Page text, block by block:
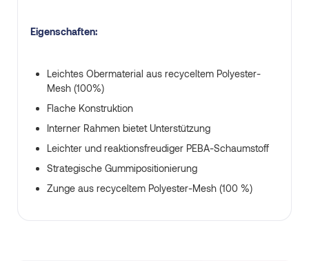
Eigenschaften:
Leichtes Obermaterial aus recyceltem Polyester-
Mesh (100%)
Flache Konstruktion
Interner Rahmen bietet Unterstützung
Leichter und reaktionsfreudiger PEBA-Schaumstoff
Strategische Gummipositionierung
Zunge aus recyceltem Polyester-Mesh (100 %)